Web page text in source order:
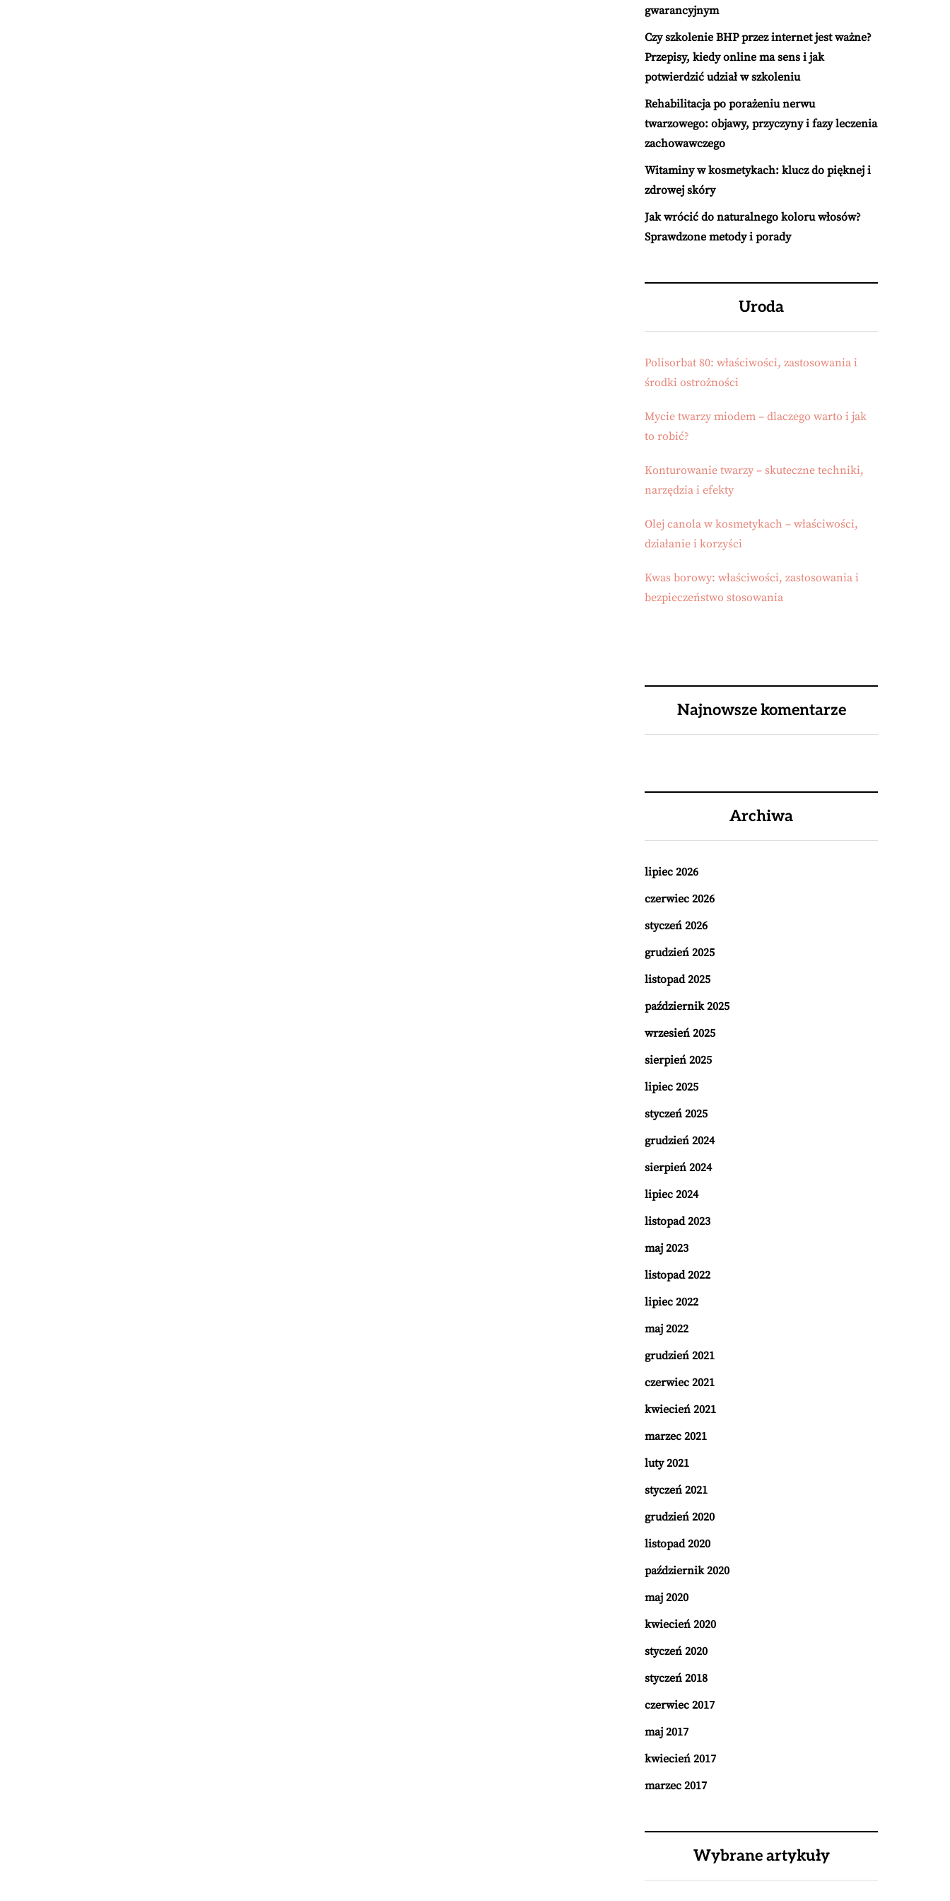
gwarancyjnym
Czy szkolenie BHP przez internet jest ważne?
Przepisy, kiedy online ma sens i jak
potwierdzić udział w szkoleniu
Rehabilitacja po porażeniu nerwu
twarzowego: objawy, przyczyny i fazy leczenia
zachowawczego
Witaminy w kosmetykach: klucz do pięknej i
zdrowej skóry
Jak wrócić do naturalnego koloru włosów?
Sprawdzone metody i porady
Uroda
Polisorbat 80: właściwości, zastosowania i
środki ostrożności
Mycie twarzy miodem – dlaczego warto i jak
to robić?
Konturowanie twarzy – skuteczne techniki,
narzędzia i efekty
Olej canola w kosmetykach – właściwości,
działanie i korzyści
Kwas borowy: właściwości, zastosowania i
bezpieczeństwo stosowania
Najnowsze komentarze
Archiwa
lipiec 2026
czerwiec 2026
styczeń 2026
grudzień 2025
listopad 2025
październik 2025
wrzesień 2025
sierpień 2025
lipiec 2025
styczeń 2025
grudzień 2024
sierpień 2024
lipiec 2024
listopad 2023
maj 2023
listopad 2022
lipiec 2022
maj 2022
grudzień 2021
czerwiec 2021
kwiecień 2021
marzec 2021
luty 2021
styczeń 2021
grudzień 2020
listopad 2020
październik 2020
maj 2020
kwiecień 2020
styczeń 2020
styczeń 2018
czerwiec 2017
maj 2017
kwiecień 2017
marzec 2017
Wybrane artykuły